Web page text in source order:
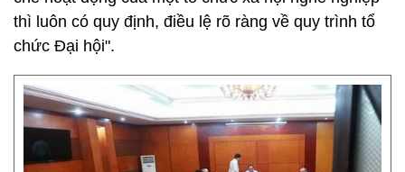
thì luôn có quy định, điều lệ rõ ràng về quy trình tổ
chức Đại hội".